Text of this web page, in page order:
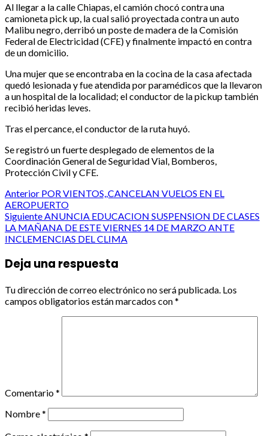
Al llegar a la calle Chiapas, el camión chocó contra una
camioneta pick up, la cual salió proyectada contra un auto
Malibu negro, derribó un poste de madera de la Comisión
Federal de Electricidad (CFE) y finalmente impactó en contra
de un domicilio.
Una mujer que se encontraba en la cocina de la casa afectada
quedó lesionada y fue atendida por paramédicos que la llevaron
a un hospital de la localidad; el conductor de la pickup también
recibió heridas leves.
Tras el percance, el conductor de la ruta huyó.
Se registró un fuerte desplegado de elementos de la
Coordinación General de Seguridad Vial, Bomberos,
Protección Civil y CFE.
Post
navigation
Anterior POR VIENTOS,,CANCELAN VUELOS EN EL
AEROPUERTO
Siguiente ANUNCIA EDUCACION SUSPENSION DE CLASES
LA MAÑANA DE ESTE VIERNES 14 DE MARZO ANTE
INCLEMENCIAS DEL CLIMA
Deja una respuesta
Tu dirección de correo electrónico no será publicada. Los
campos obligatorios están marcados con*
Comentario*
Nombre*